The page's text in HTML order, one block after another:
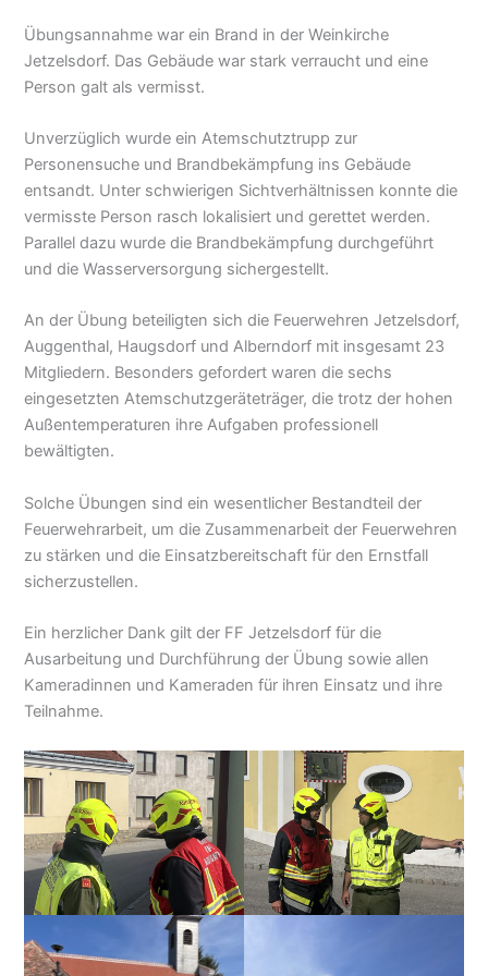
Übungsannahme war ein Brand in der Weinkirche
Jetzelsdorf. Das Gebäude war stark verraucht und eine
Person galt als vermisst.
Unverzüglich wurde ein Atemschutztrupp zur
Personensuche und Brandbekämpfung ins Gebäude
entsandt. Unter schwierigen Sichtverhältnissen konnte die
vermisste Person rasch lokalisiert und gerettet werden.
Parallel dazu wurde die Brandbekämpfung durchgeführt
und die Wasserversorgung sichergestellt.
An der Übung beteiligten sich die Feuerwehren Jetzelsdorf,
Auggenthal, Haugsdorf und Alberndorf mit insgesamt 23
Mitgliedern. Besonders gefordert waren die sechs
eingesetzten Atemschutzgeräteträger, die trotz der hohen
Außentemperaturen ihre Aufgaben professionell
bewältigten.
Solche Übungen sind ein wesentlicher Bestandteil der
Feuerwehrarbeit, um die Zusammenarbeit der Feuerwehren
zu stärken und die Einsatzbereitschaft für den Ernstfall
sicherzustellen.
Ein herzlicher Dank gilt der FF Jetzelsdorf für die
Ausarbeitung und Durchführung der Übung sowie allen
Kameradinnen und Kameraden für ihren Einsatz und ihre
Teilnahme.